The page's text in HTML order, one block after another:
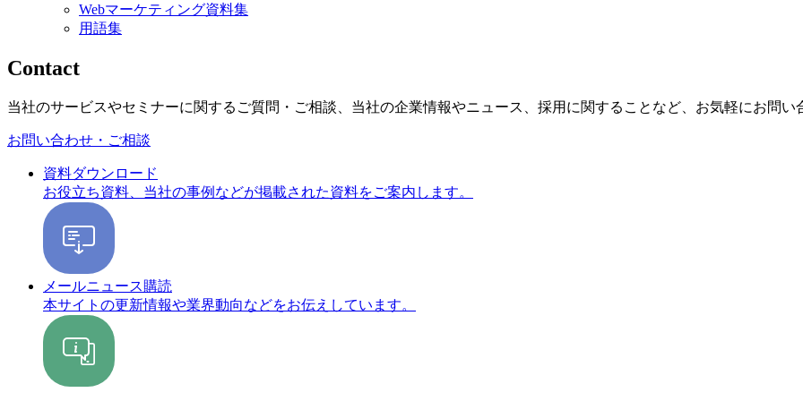
Webマーケティング資料集
用語集
Contact
当社のサービスやセミナーに関するご質問・ご相談、当社の企業情報やニュース、採用に関することなど、お気軽にお問い
お問い合わせ・ご相談
資料ダウンロード
お役立ち資料、当社の事例などが掲載された資料をご案内します。
メールニュース購読
本サイトの更新情報や業界動向などをお伝えしています。